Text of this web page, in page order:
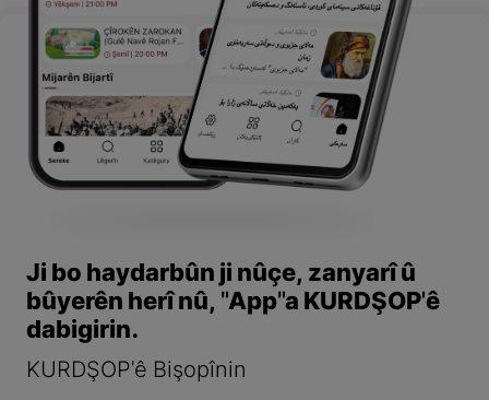
Ji bo haydarbûn ji nûçe, zanyarî û
bûyerên herî nû, "App"a KURDŞOP'ê
dabigirin.
KURDŞOP'ê Bişopînin